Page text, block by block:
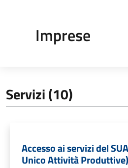
Imprese
Servizi (10)
Accesso ai servizi del
Unico Attività Produttive)